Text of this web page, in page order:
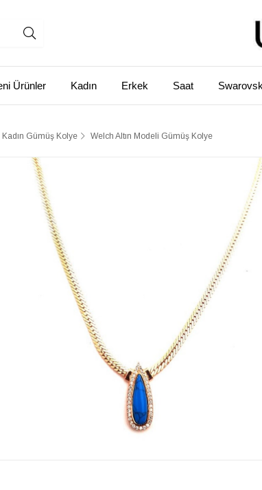
Ürünler Kadın Erkek Saat
Kadın Gümüş Kolye ​ Welch Altın Modeli Gümüş Kolye